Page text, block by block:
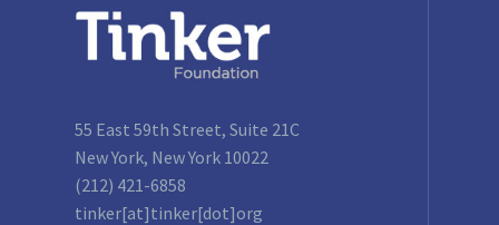
55 East 59th Street, Suite 21C
New York, New York 10022
(212) 421-6858
tinker[at]tinker[dot]org